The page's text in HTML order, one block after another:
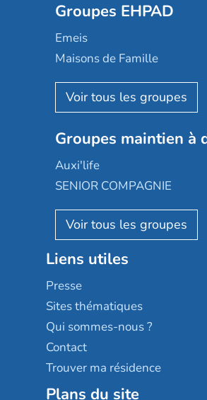
Mobicap
Domusvi
Happy Senior
Aquarelia
Nexity edenea
Les jardins d'Arcadie
Occitalia
Appartseniors
Reseda
Stella management
Les villages d'or
Sérénys
Résidences services Villa
Groupes EHPAD
Emeis
Maisons de Famille
Korian
Emera
Groupe SOS
Le Noble Âge
Almage
Résidalya
Groupe aplus
Groupes maintien à
Auxi'life
SENIOR COMPAGNIE
AGE D'OR Services
Liens utiles
Presse
Sites thématiques
Qui sommes-nous ?
Contact
Trouver ma résidence
Plans du site